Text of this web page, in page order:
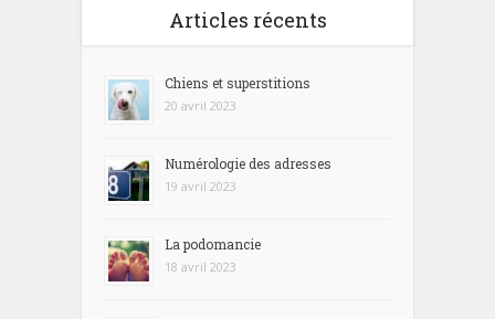
Articles récents
Chiens et superstitions
20 avril 2023
Numérologie des adresses
19 avril 2023
La podomancie
18 avril 2023